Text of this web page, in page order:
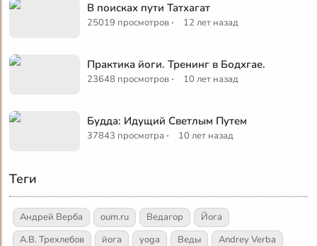
В поисках пути Татхагат
25019 просмотров · 12 лет назад
Практика йоги. Тренинг в Бодхгае.
23648 просмотров · 10 лет назад
Будда: Идущий Светлым Путем
37843 просмотра · 10 лет назад
Теги
Андрей Верба oum.ru Ведагор
Йога
А.В. Трехлебов
йога yoga Веды
Andrey Verba